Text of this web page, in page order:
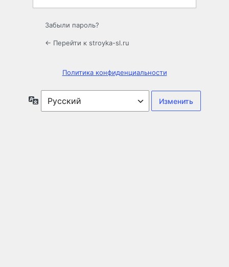
Забыли пароль?
← Перейти к stroyka-sl.ru
Политика конфиденциальности
Язык